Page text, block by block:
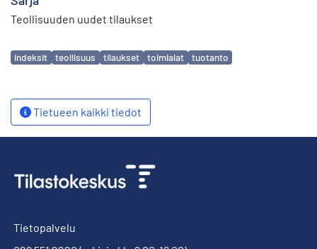
Teollisuuden uudet tilaukset
Avainsanat
indeksit teollisuus tilaukset toimialat tuotanto
Tietueen kaikki tiedot
Tietopalvelu